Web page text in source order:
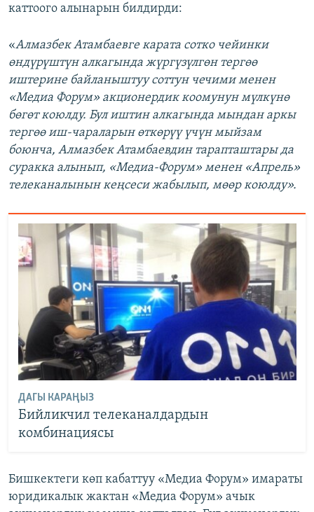
каттоого алынарын билдирди:
«Алмазбек Атамбаевге карата сотко чейинки
өндүрүштүн алкагында жүргүзүлгөн тергөө
иштерине байланыштуу соттун чечими менен
«Медиа Форум» акционердик коомунун мүлкүнө
бөгөт коюлду. Бул иштин алкагында мындан аркы
тергөө иш-чараларын өткөрүү үчүн мыйзам
боюнча, Алмазбек Атамбаевдин тарапташтары да
суракка алынып, «Медиа-Форум» менен «Апрель»
телеканалынын кеңсеси жабылып, мөөр коюлду».
ДАГЫ КАРАҢЫЗ
Бийликчил телеканалдардын
комбинациясы
Бишкектеги көп кабаттуу «Медиа Форум» имараты
юридикалык жактан «Медиа Форум» ачык